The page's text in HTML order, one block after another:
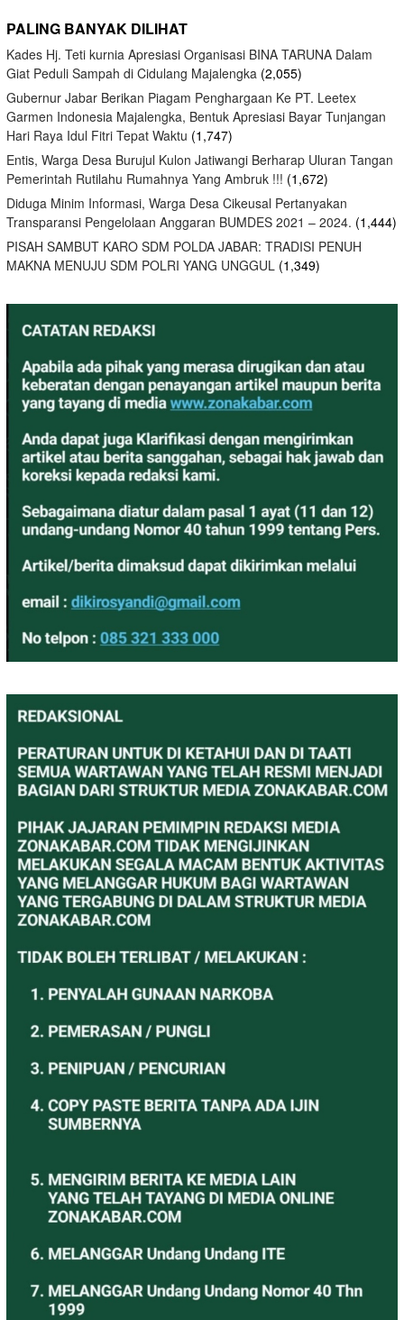
PALING BANYAK DILIHAT
Kades Hj. Teti kurnia Apresiasi Organisasi BINA TARUNA Dalam
Giat Peduli Sampah di Cidulang Majalengka (2,055)
Gubernur Jabar Berikan Piagam Penghargaan Ke PT. Leetex
Garmen Indonesia Majalengka, Bentuk Apresiasi Bayar Tunjangan
Hari Raya Idul Fitri Tepat Waktu (1,747)
Entis, Warga Desa Burujul Kulon Jatiwangi Berharap Uluran Tangan
Pemerintah Rutilahu Rumahnya Yang Ambruk !!! (1,672)
Diduga Minim Informasi, Warga Desa Cikeusal Pertanyakan
Transparansi Pengelolaan Anggaran BUMDES 2021 – 2024. (1,444)
PISAH SAMBUT KARO SDM POLDA JABAR: TRADISI PENUH
MAKNA MENUJU SDM POLRI YANG UNGGUL (1,349)